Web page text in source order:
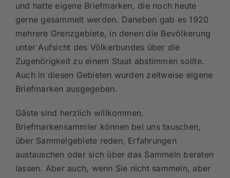
und hatte eigene Briefmarken, die noch heute
gerne gesammelt werden. Daneben gab es 1920
mehrere Grenzgebiete, in denen die Bevölkerung
unter Aufsicht des Völkerbundes über die
Zugehörigkeit zu einem Staat abstimmen sollte.
Auch in diesen Gebieten wurden zeitweise eigene
Briefmarken ausgegeben.
Gäste sind herzlich willkommen.
Briefmarkensammler können bei uns tauschen,
über Sammelgebiete reden, Erfahrungen
austauschen oder sich über das Sammeln beraten
lassen. Aber auch, wenn Sie nicht sammeln, aber